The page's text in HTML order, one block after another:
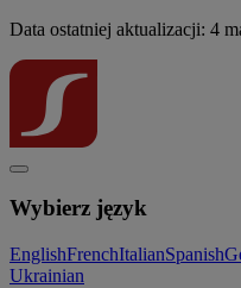
Data ostatniej aktualizacji: 4
Wybierz język
EnglishFrenchItalianSpanish
Ukrainian